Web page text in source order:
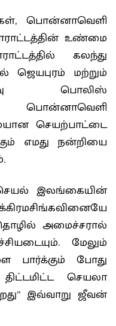
பொன்னாவெளி
உண்மை
கலந்து
மற்றும்
பொலிஸ்
பொன்னாவெளி
செயற்பாட்டை
எமது நன்றியை
இலங்கையின்
அமைச்சரால்
மேலும்
பார்க்கும் போது
செயலா
இவ்வாறு ஜீவன்